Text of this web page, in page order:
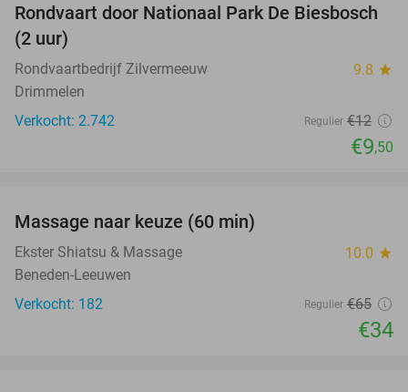
21%
Rondvaart door Nationaal Park De Biesbosch
(2 uur)
Rondvaartbedrijf Zilvermeeuw 9.8 star
Drimmelen
Verkocht: 2.742
Regulier €12
€9,50
Massage naar keuze (60 min)
Ekster Shiatsu & Massage 10.0 star
Beneden-Leeuwen
Verkocht: 182
Regulier €65
€34